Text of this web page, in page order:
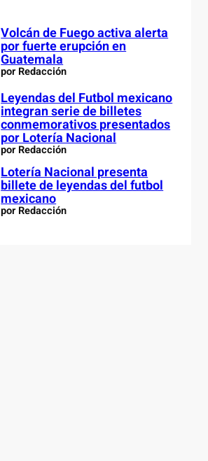
Volcán de Fuego activa alerta
por fuerte erupción en
Guatemala
por Redacción
Leyendas del Futbol mexicano
integran serie de billetes
conmemorativos presentados
por Lotería Nacional
por Redacción
Lotería Nacional presenta
billete de leyendas del futbol
mexicano
por Redacción